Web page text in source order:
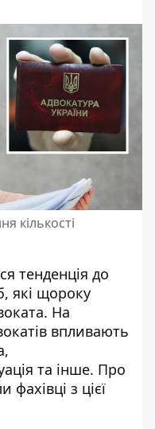
кількості
тенденція до
які щороку
На
впливають
та інше. Про
фахівці з цієї